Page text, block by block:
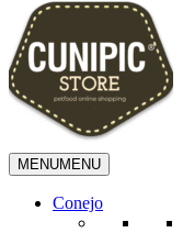
MENUMENU
Conejo